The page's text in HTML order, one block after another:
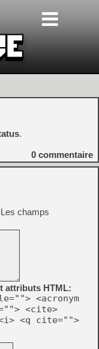
.
0 commentaire
Les champs
attributs HTML:
<acronym
<cite>
<i> <q cite="">